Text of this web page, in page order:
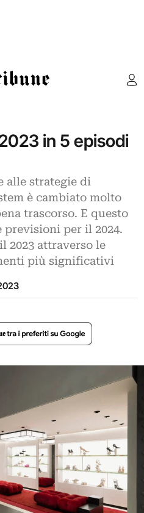
in 5 episodi
alle strategie di
è cambiato molto
trascorso. E questo
previsioni per il 2024.
2023 attraverso le
più significativi